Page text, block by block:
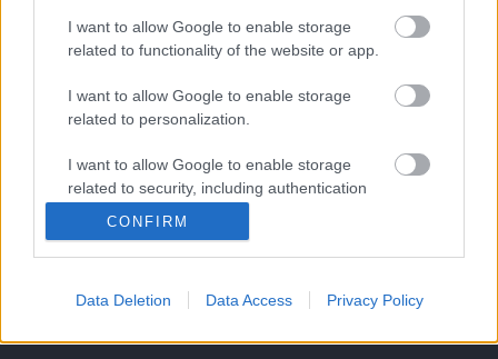
I want to allow Google to enable storage
related to functionality of the website or app.
I want to allow Google to enable storage
related to personalization.
I want to allow Google to enable storage
related to security, including authentication
CONFIRM
Data Deletion Data Access Privacy Policy
Amire többmillióan vártunk: szombattól
másodfokúra csökken a riasztás
KIEMELT
Megérkezett az eső a Duna